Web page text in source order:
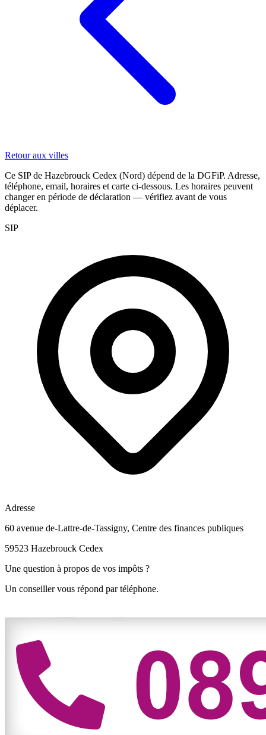
Retour aux villes
Ce SIP de Hazebrouck Cedex (Nord) dépend de la DGFiP. Adresse,
téléphone, email, horaires et carte ci-dessous. Les horaires peuvent
changer en période de déclaration — vérifiez avant de vous
déplacer.
SIP
Adresse
60 avenue de-Lattre-de-Tassigny, Centre des finances publiques
59523 Hazebrouck Cedex
Une question à propos de vos impôts ?
Un conseiller vous répond par téléphone.